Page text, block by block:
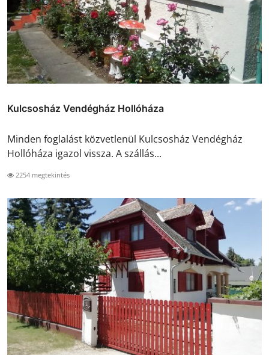
Kulcsosház Vendégház Hollóháza
Minden foglalást közvetlenül Kulcsosház Vendégház
Hollóháza igazol vissza. A szállás...
2254 megtekintés